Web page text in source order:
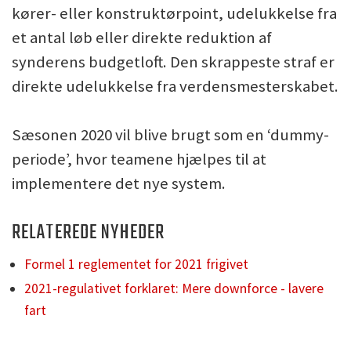
kører- eller konstruktørpoint, udelukkelse fra
et antal løb eller direkte reduktion af
synderens budgetloft. Den skrappeste straf er
direkte udelukkelse fra verdensmesterskabet.
Sæsonen 2020 vil blive brugt som en ‘dummy-
periode’, hvor teamene hjælpes til at
implementere det nye system.
RELATEREDE NYHEDER
Formel 1 reglementet for 2021 frigivet
2021-regulativet forklaret: Mere downforce - lavere
fart